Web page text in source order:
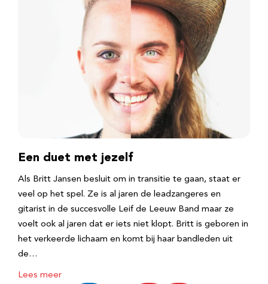
Een duet met jezelf
Als Britt Jansen besluit om in transitie te gaan, staat er
veel op het spel. Ze is al jaren de leadzangeres en
gitarist in de succesvolle Leif de Leeuw Band maar ze
voelt ook al jaren dat er iets niet klopt. Britt is geboren in
het verkeerde lichaam en komt bij haar bandleden uit
de…
Lees meer